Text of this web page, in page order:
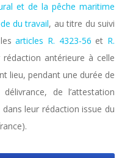
et de la pêche maritime
du travail, au titre du suivi
lesarticles R. 4323-56 et R.
rédaction antérieure à celle
lieu, pendant une durée de
de l’attestation
leur rédaction issue du